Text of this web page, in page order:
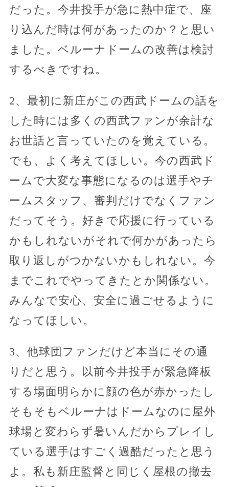
だった。今井投手が急に熱中症で、座
り込んだ時は何があったのか？と思い
ました。ベルーナドームの改善は検討
するべきですね。
2、最初に新庄がこの西武ドームの話を
した時には多くの西武ファンが余計な
お世話と言っていたのを覚えている。
でも、よく考えてほしい。今の西武ド
ームで大変な事態になるのは選手やチ
ームスタッフ、審判だけでなくファン
だってそう。好きで応援に行っている
かもしれないがそれで何かがあったら
取り返しがつかないかもしれない。今
までこれでやってきたとか関係ない。
みんなで安心、安全に過ごせるように
なってほしい。
3、他球団ファンだけど本当にその通
りだと思う。以前今井投手が緊急降板
する場面明らかに顔の色が赤かったし
そもそもベルーナはドームなのに屋外
球場と変わらず暑いんだからプレイし
ている選手はすごく過酷だったと思う
よ。私も新庄監督と同じく屋根の撤去